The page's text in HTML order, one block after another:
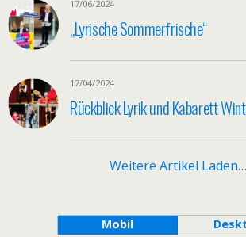
17/06/2024
„Lyrische Sommerfrische“
17/04/2024
Rückblick Lyrik und Kabarett
Weitere Artikel Laden…
Mobil